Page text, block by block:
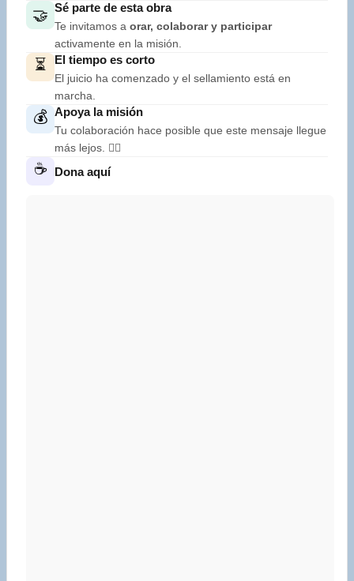
🤝 Sé parte de esta obra
Te invitamos a orar, colaborar y participar
activamente en la misión.
⏳ El tiempo es corto
El juicio ha comenzado y el sellamiento está en
marcha.
💰 Apoya la misión
Tu colaboración hace posible que este mensaje llegue
más lejos. 👇🏼
☕ Dona aquí